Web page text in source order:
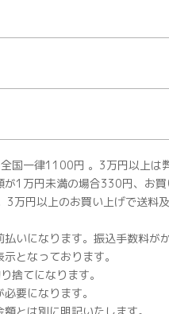
国一律1100円 。3万円以上は
1万円未満の場合330円、お
万円以上のお買い上げで送料
いになります。振込手数料が
となっております。
てになります。
要になります。